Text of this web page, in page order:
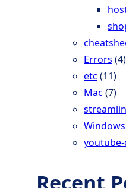
Errors (4)
etc (11)
Mac (7)
Windows